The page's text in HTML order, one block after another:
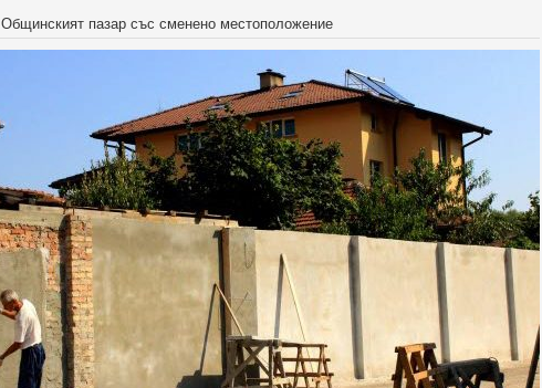
Общинският пазар със сменено местоположение